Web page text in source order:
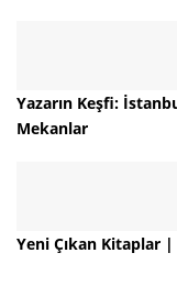
Yazarın Keşfi:
Mekanlar
Yeni Çıkan Kitaplar